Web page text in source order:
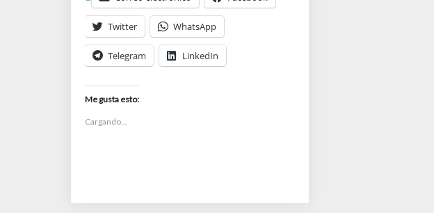
Twitter WhatsApp
Telegram LinkedIn
Me gusta esto:
Cargando...